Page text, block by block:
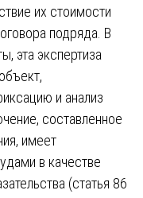
их стоимости
подряда. В
эта экспертиза
и анализ
составленное
имеет
в качестве
(статья 86